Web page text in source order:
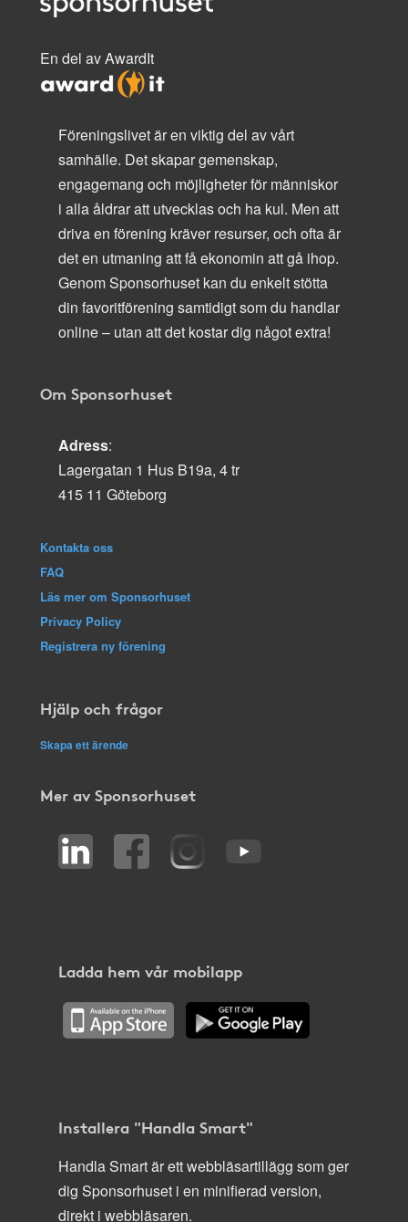
En del av AwardIt
Föreningslivet är en viktig del av vårt
samhälle. Det skapar gemenskap,
engagemang och möjligheter för människor
i alla åldrar att utvecklas och ha kul. Men att
driva en förening kräver resurser, och ofta är
det en utmaning att få ekonomin att gå ihop.
Genom Sponsorhuset kan du enkelt stötta
din favoritförening samtidigt som du handlar
online – utan att det kostar dig något extra!
Om Sponsorhuset
Adress:
Lagergatan 1 Hus B19a, 4 tr
415 11 Göteborg
Kontakta oss
FAQ
Läs mer om Sponsorhuset
Privacy Policy
Registrera ny förening
Hjälp och frågor
Skapa ett ärende
Mer av Sponsorhuset
Ladda hem vår mobilapp
Installera "Handla Smart"
Handla Smart är ett webbläsartillägg som ger
dig Sponsorhuset i en minifierad version,
direkt i webbläsaren.